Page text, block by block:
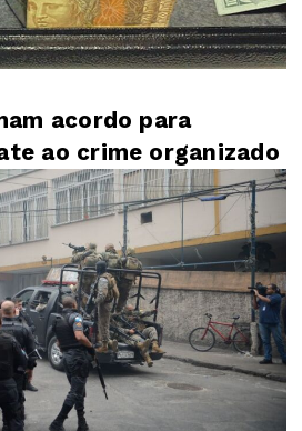
acordo para
ao crime organizado